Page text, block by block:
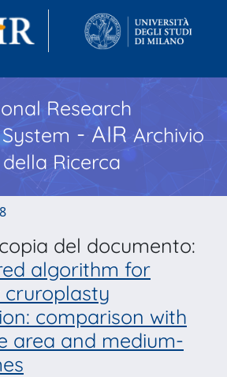
Research
- AIR Archivio
Ricerca
del documento:
algorithm for
cruroplasty
comparison with
area and medium-